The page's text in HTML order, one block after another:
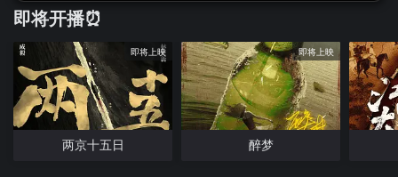
她
明
的
中
命
即将开播⏰
即将上映
两京十五日
即将上映
醉梦